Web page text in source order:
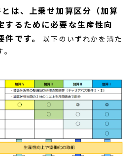
は、上乗せ加算区分（加算
るために必要な生産性向
です。
以下のいずれかを満た